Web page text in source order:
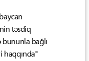
təsdiq
bağlı
haqqında"